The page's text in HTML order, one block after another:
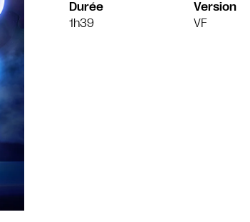
Durée
1h39
Version
VF